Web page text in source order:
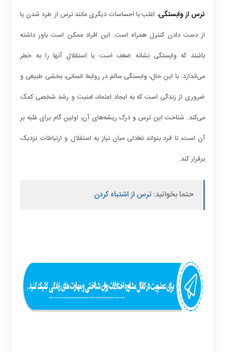
ترس از وابستگی، اغلب با احساسات دیگری مانند ترس از طرد شدن یا
از دست دادن کنترل همراه است. این افراد ممکن است باور داشته
باشند که وابستگی نشانه ضعف است یا استقلال آنها را به خطر
می‌اندازد. با این حال، وابستگی سالم در روابط انسانی، بخشی طبیعی و
ضروری از زندگی است که به ایجاد اعتماد، امنیت و رشد شخصی کمک
می‌کند. شناخت این ترس و درک ریشه‌های آن، اولین گام برای غلبه بر
آن است، تا فرد بتواند تعادلی میان نیاز به استقلال و ارتباطات نزدیک
برقرار کند.
حتما بخوانید: ترس از اشتباه کردن